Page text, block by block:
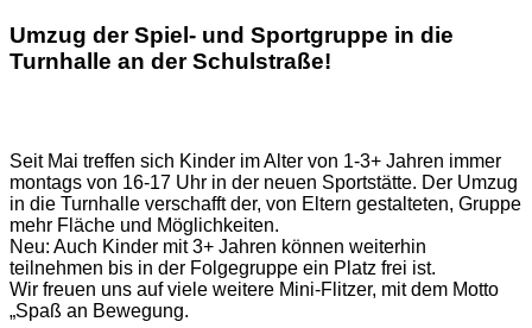
Umzug der Spiel- und Sportgruppe in die
Turnhalle an der Schulstraße!
Seit Mai treffen sich Kinder im Alter von 1-3+ Jahren immer
montags von 16-17 Uhr in der neuen Sportstätte. Der Umzug
in die Turnhalle verschafft der, von Eltern gestalteten, Gruppe
mehr Fläche und Möglichkeiten.
Neu: Auch Kinder mit 3+ Jahren können weiterhin
teilnehmen bis in der Folgegruppe ein Platz frei ist.
Wir freuen uns auf viele weitere Mini-Flitzer, mit dem Motto
„Spaß an Bewegung.